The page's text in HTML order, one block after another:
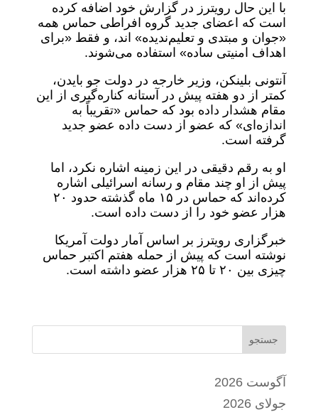
با این حال رویترز در گزارش خود اضافه کرده
است که اعضای جدید گروه افراطی حماس همه
«جوان و مبتدی و تعلیم‌ندیده‌» اند، و فقط «برای
اهداف امنیتی ساده» استفاده می‌شوند.
آنتونی بلینکن، وزیر خارجه در دولت جو بایدن،
کمتر از دو هفته پیش در آستانه کناره‌گیری از این
مقام هشدار داده بود که حماس «تقریباً به
اندازه‌ای» که عضو از دست داده عضو جدید
گرفته است.
او به رقم دقیقی در این زمینه اشاره نکرد، اما
پیش از او چند مقام و رسانه اسرائیلی اشاره
کرده‌اند که حماس در ۱۵ ماه گذشته حدود ۲۰
هزار عضو خود را از دست داده است.
خبرگزاری رویترز بر اساس آمار دولت آمریکا
نوشته است که پیش از حمله هفتم اکتبر حماس
چیزی بین ۲۰ تا ۲۵ هزار عضو داشته است.
جستجو
آگوست 2026
جولای 2026